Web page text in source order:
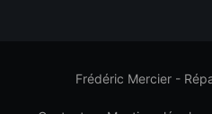
Frédéric Mercier -